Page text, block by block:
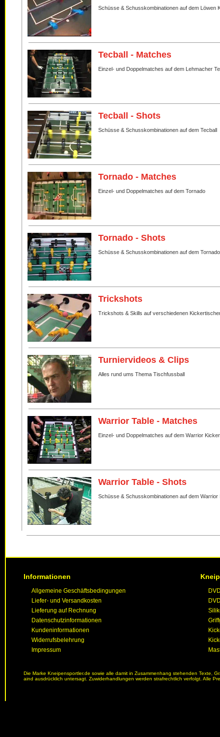
Schüsse & Schusskombinationen auf dem Löwen
Tecball - Matches
Einzel- und Doppelmatches auf dem Lehmacher
Tecball - Shots
Schüsse & Schusskombinationen auf dem Tecball
Tornado - Matches
Einzel- und Doppelmatches auf dem Tornado
Tornado - Shots
Schüsse & Schusskombinationen auf dem
Trickshots
Trickshots & Skills auf verschiedenen
Turniervideos & Clips
Alles rund ums Thema Tischfussball
Warrior Table - Matches
Einzel- und Doppelmatches auf dem Warrior Kicker
Warrior Table - Shots
Schüsse & Schusskombinationen auf dem Warrior
Informationen
Allgemeine Geschäftsbedingungen
Liefer- und Versandkosten
Lieferung auf Rechnung
Datenschutzinformationen
Kundeninformationen
Widerrufsbelehrung
Impressum
Die Marke Kneipensportler.de sowie alle damit in Zusammenhang stehenden Texte,
aind ausdrücklich untersagt. Zuwiderhandlungen werden strafrechtlich verfolgt. Alle